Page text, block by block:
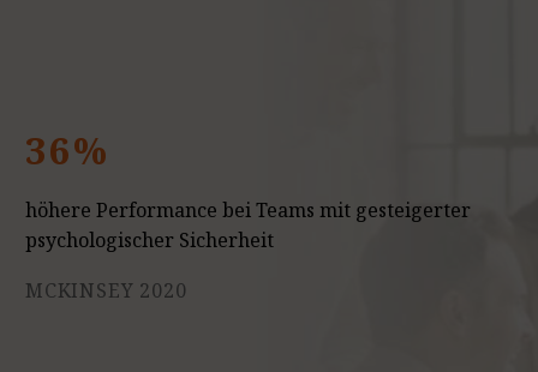
36%
höhere Performance bei Teams mit gesteigerter
psychologischer Sicherheit
MCKINSEY 2020